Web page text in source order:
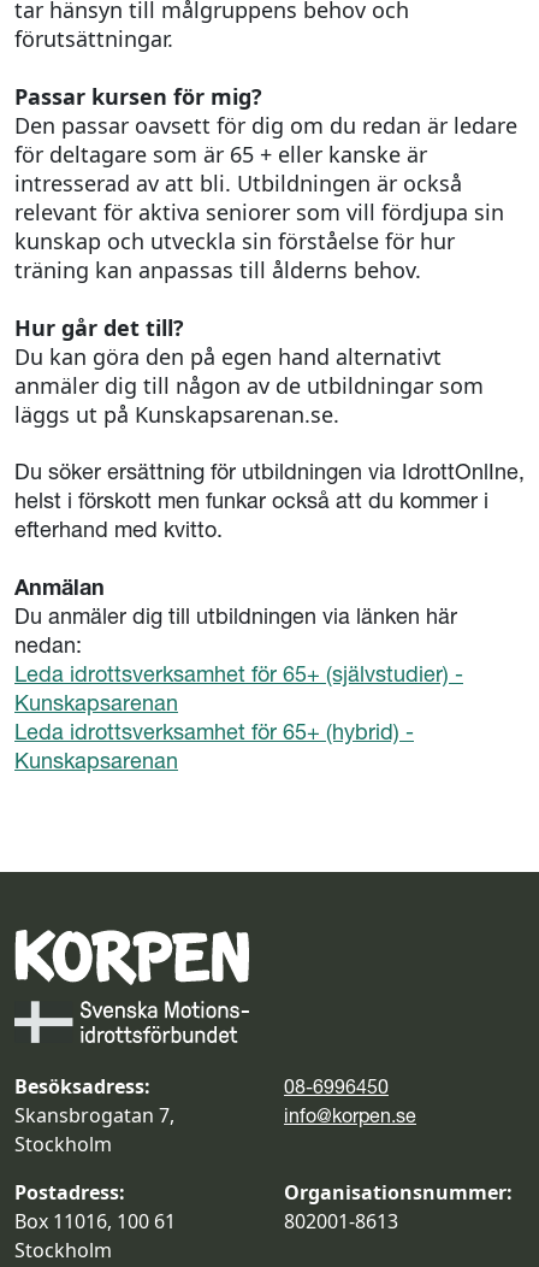
tar hänsyn till målgruppens behov och
förutsättningar.
Passar kursen för mig?
Den passar oavsett för dig om du redan är ledare
för deltagare som är 65 + eller kanske är
intresserad av att bli. Utbildningen är också
relevant för aktiva seniorer som vill fördjupa sin
kunskap och utveckla sin förståelse för hur
träning kan anpassas till ålderns behov.
Hur går det till?
Du kan göra den på egen hand alternativt
anmäler dig till någon av de utbildningar som
läggs ut på Kunskapsarenan.se.
Du söker ersättning för utbildningen via IdrottOnlIne,
helst i förskott men funkar också att du kommer i
efterhand med kvitto.
Anmälan
Du anmäler dig till utbildningen via länken här
nedan:
Leda idrottsverksamhet för 65+ (självstudier) -
Kunskapsarenan
Leda idrottsverksamhet för 65+ (hybrid) -
Kunskapsarenan
Besöksadress:
Skansbrogatan 7,
Stockholm
08-6996450
info@korpen.se
Postadress:
Box 11016, 100 61
Stockholm
Organisationsnummer:
802001-8613